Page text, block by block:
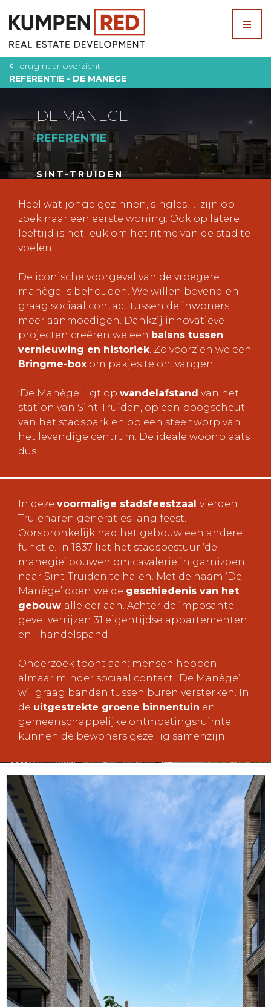
Terug naar overzicht
REFERENTIE • DE MANEGE
DE MANEGE
REFERENTIE
SINT-TRUIDEN
Heel wat jonge gezinnen, singles, … zijn op
zoek naar een eerste woning. Ook op latere
leeftijd is het leuk om het ritme van de stad te
voelen.
De iconische voorgevel van de vroegere
manège is behouden. We willen bovendien
graag sociaal contact tussen de inwoners
meer aanmoedigen. Dankzij innovatieve
projecten creëren we een balans tussen
vernieuwing en historiek . Zo voorzien we een
Bringme-box om pakjes te ontvangen.
‘De Manège’ ligt op wandelafstand van het
station van Sint-Truiden, op een boogscheut
van het stadspark en op een steenworp van
het levendige centrum. De ideale woonplaats
dus!
In deze voormalige stadsfeestzaal vierden
Truienaren generaties lang feest.
Oorspronkelijk had het gebouw een andere
functie. In 1837 liet het stadsbestuur ‘de
manegie’ bouwen om cavalerie in garnizoen
naar Sint-Truiden te halen. Met de naam ‘De
Manège’ doen we de geschiedenis van het
gebouw alle eer aan. Achter de imposante
gevel verrijzen 31 eigentijdse appartementen
en 1 handelspand.
Onderzoek toont aan: mensen hebben
almaar minder sociaal contact. ‘De Manège’
wil graag banden tussen buren versterken. In
de uitgestrekte groene binnentuin en
gemeenschappelijke ontmoetingsruimte
kunnen de bewoners gezellig samenzijn.